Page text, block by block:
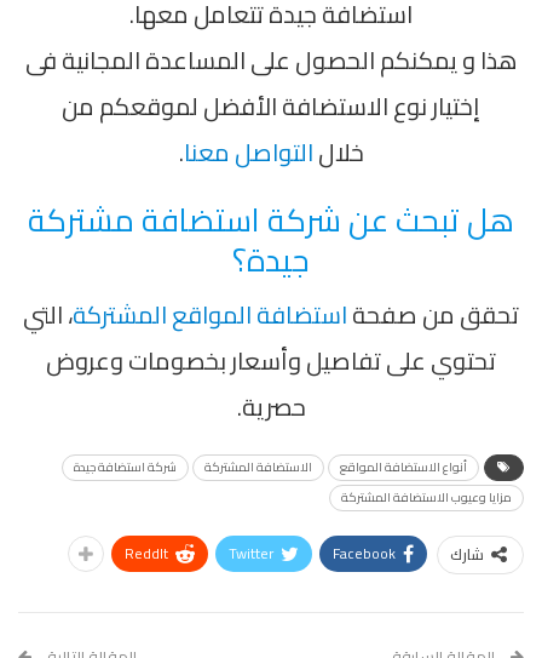
استضافة جيدة تتعامل معها.
هذا و يمكنكم الحصول على المساعدة المجانية فى
إختيار نوع الاستضافة الأفضل لموقعكم من
خلالالتواصل معنا.
هل تبحث عن شركة استضافة مشتركة
جيدة؟
تحقق من صفحةاستضافة المواقع المشتركة، التي
تحتوي على تفاصيل وأسعار بخصومات وعروض
حصرية.
أنواع الاستضافة المواقع الاستضافة المشتركة
شركة استضافة جيدة
مزايا وعيوب الاستضافة المشتركة
شارك Facebook
Twitter
ReddIt